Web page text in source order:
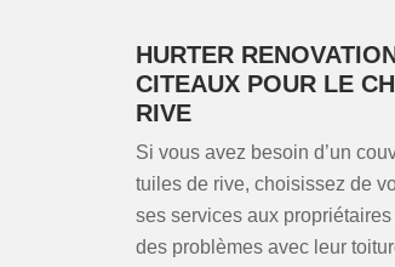
HURTER
CITEAUX POUR LE
RIVE
Si vous avez besoin d’un
tuiles de rive, choisissez de
ses services aux
des problèmes avec leur